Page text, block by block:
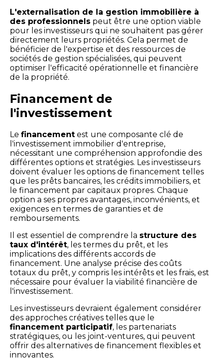
L'externalisation de la gestion immobilière à
des professionnels peut être une option viable
pour les investisseurs qui ne souhaitent pas gérer
directement leurs propriétés. Cela permet de
bénéficier de l'expertise et des ressources de
sociétés de gestion spécialisées, qui peuvent
optimiser l'efficacité opérationnelle et financière
de la propriété.
Financement de
l'investissement
Le financement est une composante clé de
l'investissement immobilier d'entreprise,
nécessitant une compréhension approfondie des
différentes options et stratégies. Les investisseurs
doivent évaluer les options de financement telles
que les prêts bancaires, les crédits immobiliers, et
le financement par capitaux propres. Chaque
option a ses propres avantages, inconvénients, et
exigences en termes de garanties et de
remboursements.
Il est essentiel de comprendre la structure des
taux d'intérêt, les termes du prêt, et les
implications des différents accords de
financement. Une analyse précise des coûts
totaux du prêt, y compris les intérêts et les frais, est
nécessaire pour évaluer la viabilité financière de
l'investissement.
Les investisseurs devraient également considérer
des approches créatives telles que le
financement participatif, les partenariats
stratégiques, ou les joint-ventures, qui peuvent
offrir des alternatives de financement flexibles et
innovantes.